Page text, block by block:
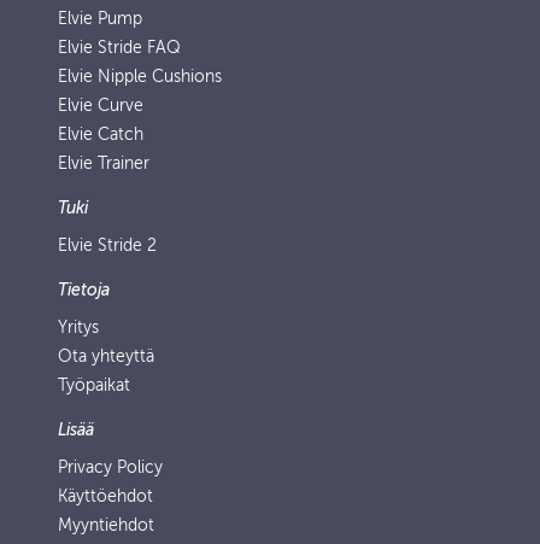
Elvie Pump
Elvie Stride FAQ
Elvie Nipple Cushions
Elvie Curve
Elvie Catch
Elvie Trainer
Tuki
Elvie Stride 2
Tietoja
Yritys
Ota yhteyttä
Työpaikat
Lisää
Privacy Policy
Käyttöehdot
Myyntiehdot